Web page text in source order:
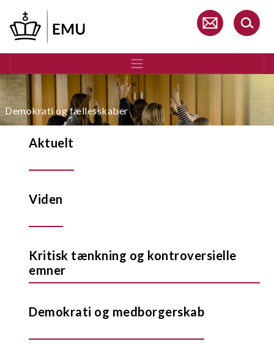
hovedindhold
Demokrati og fællesskaber
Aktuelt
Viden
Kritisk tænkning og kontroversielle
emner
Demokrati og medborgerskab